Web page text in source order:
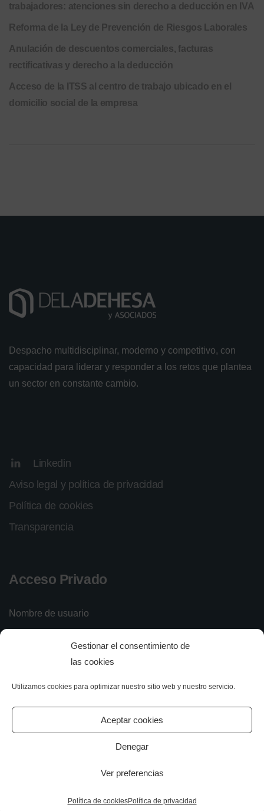
Gestionar el consentimiento de
las cookies
Utilizamos cookies para optimizar nuestro sitio web y nuestro servicio.
Aceptar cookies
Denegar
Ver preferencias
Política de cookiesPolítica de privacidad
trabajadores: atenciones sin derecho a deducción en IVA
Reforma de la Ley de Prevención de Riesgos Laborales
Anulación de descuentos comerciales, facturas
rectificativas y derecho a la deducción
Acceso de la ITSS al centro de trabajo ubicado en el
domicilio social de la empresa
Despacho multidisciplinar, moderno y competitivo, con
capacidad para liderar y responder a los retos que plantea
un sector en constante cambio.
Linkedin
Aviso legal y política de privacidad
Política de cookies
Transparencia
Acceso Privado
Nombre de usuario
Olvidé mi contraseña